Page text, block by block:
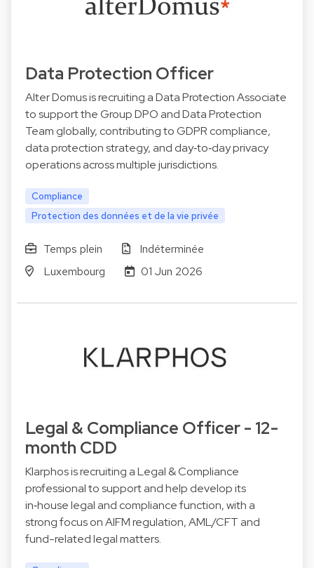
Data Protection Officer
Alter Domus is recruiting a Data Protection Associate
to support the Group DPO and Data Protection
Team globally, contributing to GDPR compliance,
data protection strategy, and day‑to‑day privacy
operations across multiple jurisdictions.
Compliance
Protection des données et de la vie privée
Temps plein
Indéterminée
Luxembourg
01 Jun 2026
Legal & Compliance Officer - 12-
month CDD
Klarphos is recruiting a Legal & Compliance
professional to support and help develop its
in‑house legal and compliance function, with a
strong focus on AIFM regulation, AML/CFT and
fund-related legal matters.